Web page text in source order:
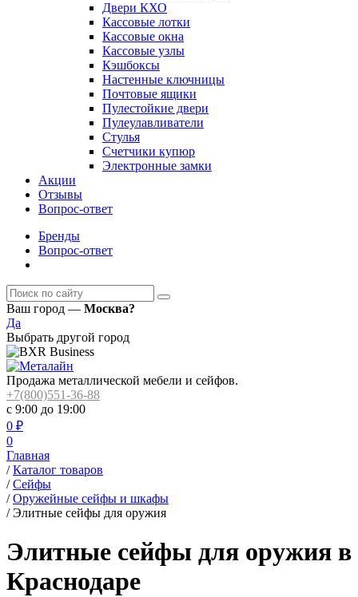
Двери КХО
Кассовые лотки
Кассовые окна
Кассовые узлы
Кэшбоксы
Настенные ключницы
Почтовые ящики
Пулестойкие двери
Пулеулавливатели
Стулья
Счетчики купюр
Электронные замки
Акции
Отзывы
Вопрос-ответ
Бренды
Вопрос-ответ
Ваш город — Москва?
Да
Выбрать другой город
Продажа металлической мебели и сейфов.
+7(800)551-36-88
с 9:00 до 19:00
0 ₽
0
Главная
/ Каталог товаров
/ Сейфы
/ Оружейные сейфы и шкафы
/ Элитные сейфы для оружия
Элитные сейфы для оружия в
Краснодаре